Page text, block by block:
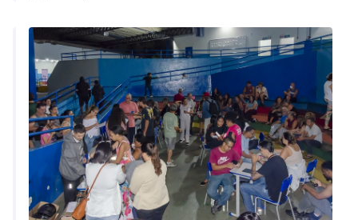
momentos mais importantes do ciclo de debates sobre
as políticas culturais da cidade, tendo como eixo central
o tema “Construindo os próximos 10 anos da Cultura de
Contagem”.A abertura contou …